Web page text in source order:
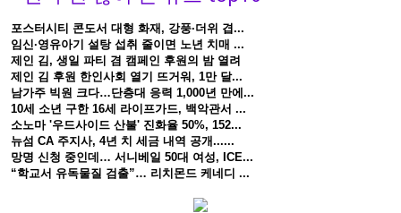
포스터시티 콘도서 대형 화재, 강풍·더위 겹...
임신·영유아기 설탕 섭취 줄이면 노년 치매 ...
제인 김, 생일 파티 겸 캠페인 후원의 밤 열려
제인 김 후원 한인사회 열기 뜨거워, 1만 달...
남가주 빅원 크다…단층대 응력 1,000년 만에...
10세 소년 구한 16세 라이프가드, 백악관서 ...
소노마 '우드사이드 산불' 진화율 50%, 152...
뉴섬 CA 주지사, 4년 치 세금 내역 공개......
망명 신청 중인데… 서니베일 50대 여성, ICE...
“학교서 유독물질 검출”… 리치몬드 케네디 ...